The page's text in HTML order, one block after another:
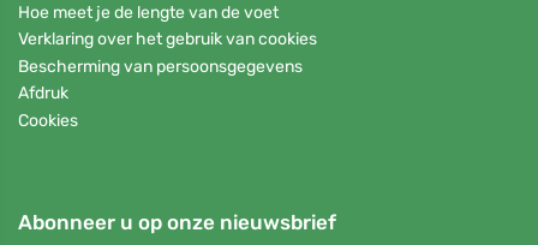
Hoe meet je de lengte van de voet
Verklaring over het gebruik van cookies
Bescherming van persoonsgegevens
Afdruk
Cookies
Abonneer u op onze nieuwsbrief